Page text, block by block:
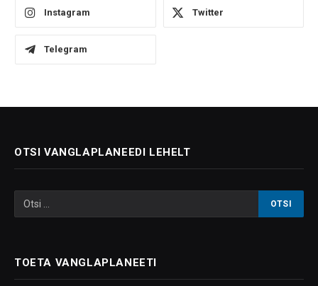
Instagram Twitter
Telegram
OTSI VANGLAPLANEEDI LEHELT
TOETA VANGLAPLANEETI